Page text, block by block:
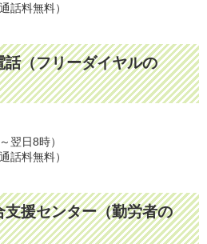
話料無料）
（フリーダイヤルの
翌日8時）
話料無料）
援センター（勤労者の